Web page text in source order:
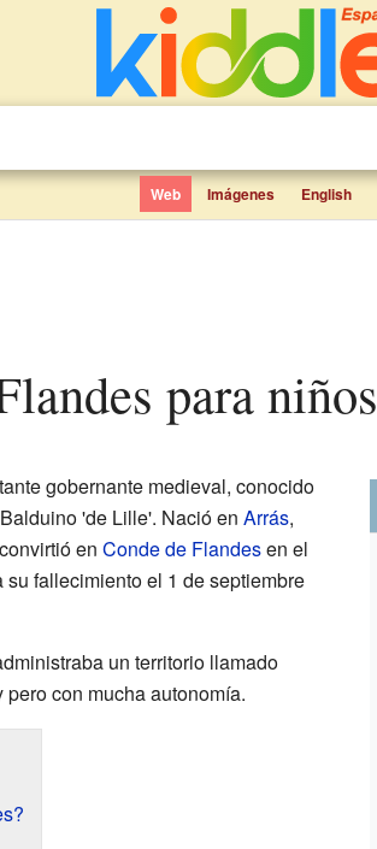
Web Imágenes English
para niños
gobernante medieval, conocido
'de Lille'. Nació en Arrás,
en Conde de Flandesen el
fallecimiento el 1 de septiembre
un territorio llamado
con mucha autonomía.